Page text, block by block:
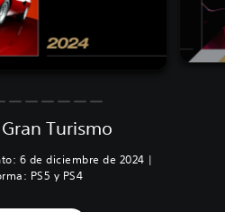
Turismo
6 de diciembre de 2024 |
PS5 y PS4